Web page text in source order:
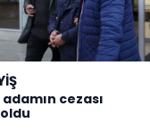
cezası